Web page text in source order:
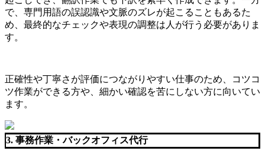
で、専門用語の誤認識や文脈のズレが起こることもあるた
め、最終的なチェックや表現の調整は人が行う必要がありま
す。
正確性や丁寧さが評価につながりやすい仕事のため、コツコ
ツ作業ができる方や、細かい確認を苦にしない方に向いてい
ます。
3. 事務作業・バックオフィス代行